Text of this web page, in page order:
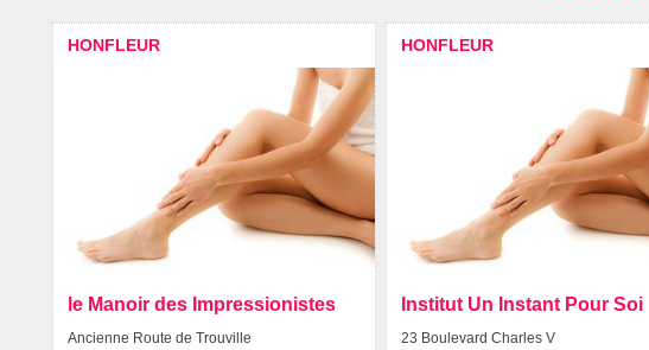
HONFLEUR
le Manoir des Impressionistes
Ancienne Route de Trouville
HONFLEUR
Institut Un Instant Pour Soi
23 Boulevard Charles V